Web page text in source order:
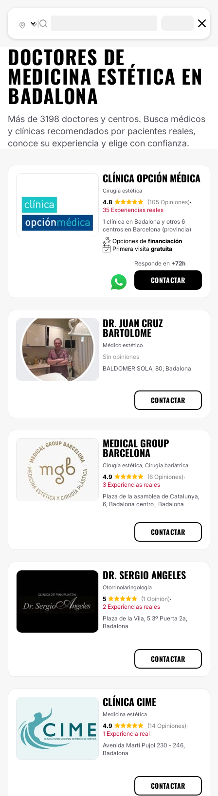
DOCTORES DE
MEDICINA ESTÉTICA EN
BADALONA
Más de 3198 doctores y centros. Busca médicos
y clínicas recomendados por pacientes reales,
conoce su experiencia y elige con confianza.
CLÍNICA OPCIÓN MÉDICA
Cirugía estética
4.8 (105 Opiniones)·
35 Experiencias reales
1 clínica en Badalona y otros 6
centros en Barcelona (provincia)
Opciones de financiación
Primera visita gratuita
Responde en +72h
CONTACTAR
DR. JUAN CRUZ
BARTOLOME
Médico estético
Sin opiniones
BALDOMER SOLA, 80, Badalona
CONTACTAR
MEDICAL GROUP
BARCELONA
Cirugía estética, Cirugía bariátrica
4.9 (6 Opiniones)·
3 Experiencias reales
Plaza de la asamblea de Catalunya,
6, Badalona centro , Badalona
CONTACTAR
DR. SERGIO ANGELES
Otorrinolaringología
5 (1 Opinión)·
2 Experiencias reales
Plaza de la Vila, 5 3º Puerta 2a,
Badalona
CONTACTAR
CLÍNICA CIME
Medicina estética
4.9 (14 Opiniones)·
1 Experiencia real
Avenida Martí Pujol 230 - 246,
Badalona
CONTACTAR